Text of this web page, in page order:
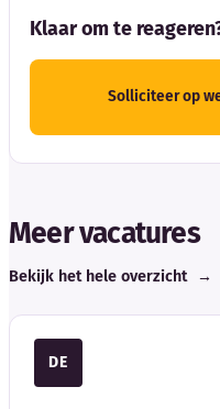
Klaar om te
Solliciteer op
Meer vacatures
Bekijk het hele overzicht →
DE